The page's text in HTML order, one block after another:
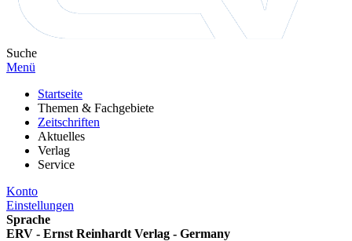
Suche
Menü
Startseite
Themen & Fachgebiete
Zeitschriften
Aktuelles
Verlag
Service
Konto
Einstellungen
Sprache
ERV - Ernst Reinhardt Verlag - Germany